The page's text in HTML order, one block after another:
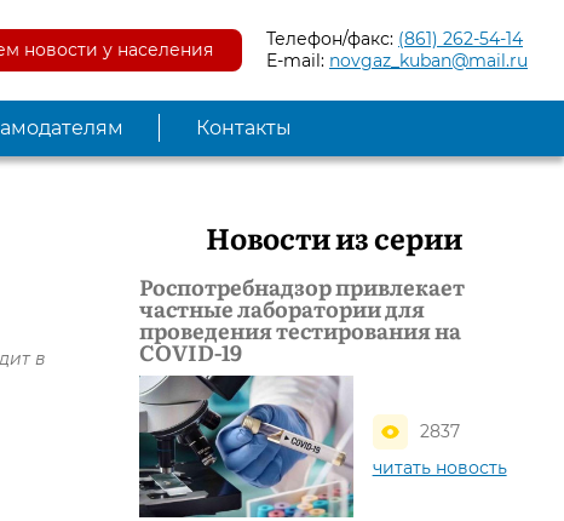
новости у населения Телефон/факс: (861) 262-54-14
E-mail: novgaz_kuban@mail.ru
Контакты
в
Новости из серии
Роспотребнадзор привлекает
частные лаборатории для
проведения тестирования на
COVID-19
2837
читать новость